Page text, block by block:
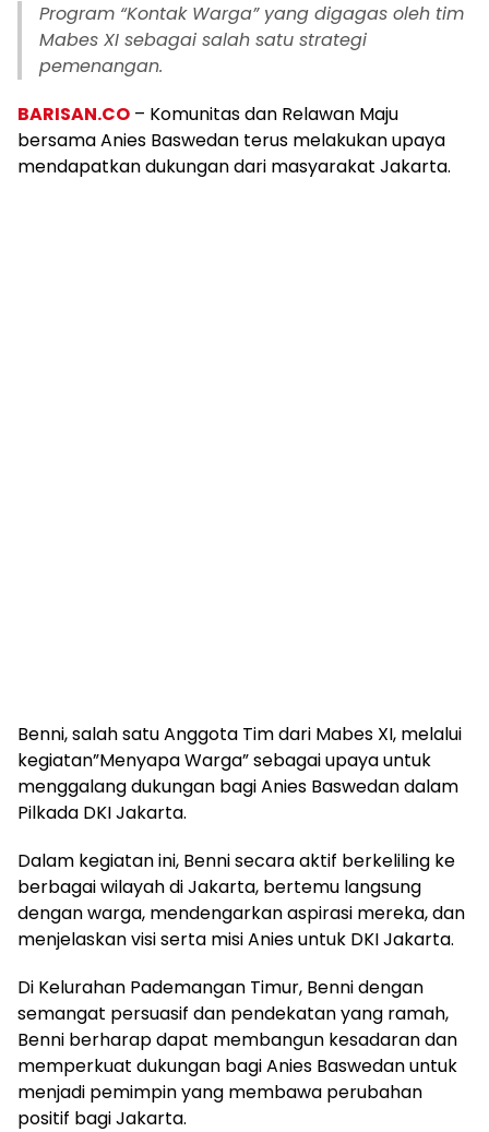
Program “Kontak Warga” yang digagas oleh tim
Mabes XI sebagai salah satu strategi
pemenangan.
BARISAN.CO – Komunitas dan Relawan Maju
bersama Anies Baswedan terus melakukan upaya
mendapatkan dukungan dari masyarakat Jakarta.
Benni, salah satu Anggota Tim dari Mabes XI, melalui
kegiatan”Menyapa Warga” sebagai upaya untuk
menggalang dukungan bagi Anies Baswedan dalam
Pilkada DKI Jakarta.
Dalam kegiatan ini, Benni secara aktif berkeliling ke
berbagai wilayah di Jakarta, bertemu langsung
dengan warga, mendengarkan aspirasi mereka, dan
menjelaskan visi serta misi Anies untuk DKI Jakarta.
Di Kelurahan Pademangan Timur, Benni dengan
semangat persuasif dan pendekatan yang ramah,
Benni berharap dapat membangun kesadaran dan
memperkuat dukungan bagi Anies Baswedan untuk
menjadi pemimpin yang membawa perubahan
positif bagi Jakarta.